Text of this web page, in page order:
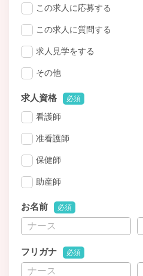
この求人に応募する
この求人に質問する
求人見学をする
その他
求人資格 必須
看護師
准看護師
保健師
助産師
お名前 必須
フリガナ 必須